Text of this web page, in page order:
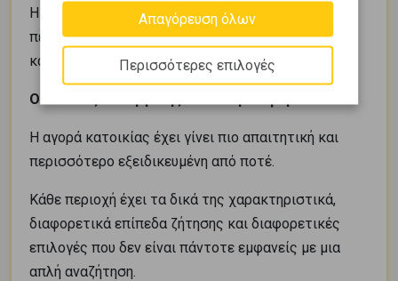
Η σωστή προετοιμασία δεν εξασφαλίζει μόνο
περισσότερες διαθέσιμες επιλογές. Επιτρέπει και
καλύτερες αποφάσεις.
Ο σωστός συνεργάτης κάνει τη διαφορά
Η αγορά κατοικίας έχει γίνει πιο απαιτητική και
περισσότερο εξειδικευμένη από ποτέ.
Κάθε περιοχή έχει τα δικά της χαρακτηριστικά,
διαφορετικά επίπεδα ζήτησης και διαφορετικές
επιλογές που δεν είναι πάντοτε εμφανείς με μια
απλή αναζήτηση.
Απαγόρευση όλων
Περισσότερες επιλογές